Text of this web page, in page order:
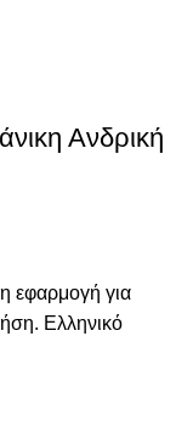
Ανδρική
εφαρμογή για
Ελληνικό